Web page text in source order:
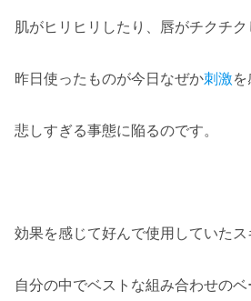
肌がヒリヒリしたり、唇がチクチク
昨日使ったものが今日なぜか刺激を
悲しすぎる事態に陥るのです。
効果を感じて好んで使用していたス
自分の中でベストな組み合わせのベ